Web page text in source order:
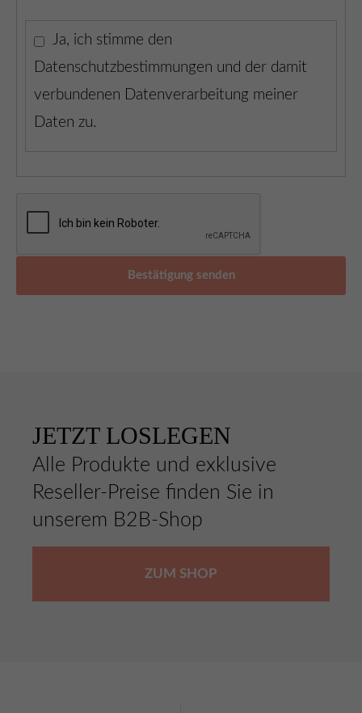
Ja, ich stimme den
Datenschutzbestimmungen und der damit
verbundenen Datenverarbeitung meiner
Daten zu.
Bestätigung senden
JETZT LOSLEGEN
Alle Produkte und exklusive
Reseller-Preise finden Sie in
unserem B2B-Shop
ZUM SHOP